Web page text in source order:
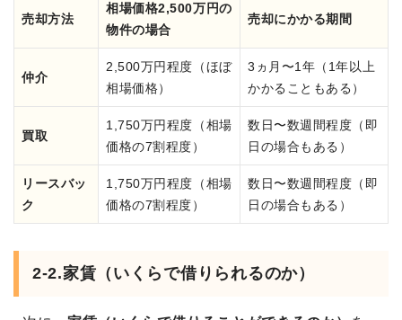
売却方法
相場価格2,500万円の
物件の場合
売却にかかる期間
仲介
2,500万円程度（ほぼ
相場価格）
3ヵ月〜1年（1年以上
かかることもある）
買取
1,750万円程度（相場
価格の7割程度）
数日〜数週間程度（即
日の場合もある）
リースバッ
ク
1,750万円程度（相場
価格の7割程度）
数日〜数週間程度（即
日の場合もある）
2-2.家賃（いくらで借りられるのか）